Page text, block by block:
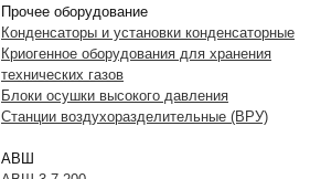
Прочее оборудование
Конденсаторы и установки конденсаторные
Криогенное оборудования для хранения
технических газов
Блоки осушки высокого давления
Станции воздухоразделительные (ВРУ)
АВШ